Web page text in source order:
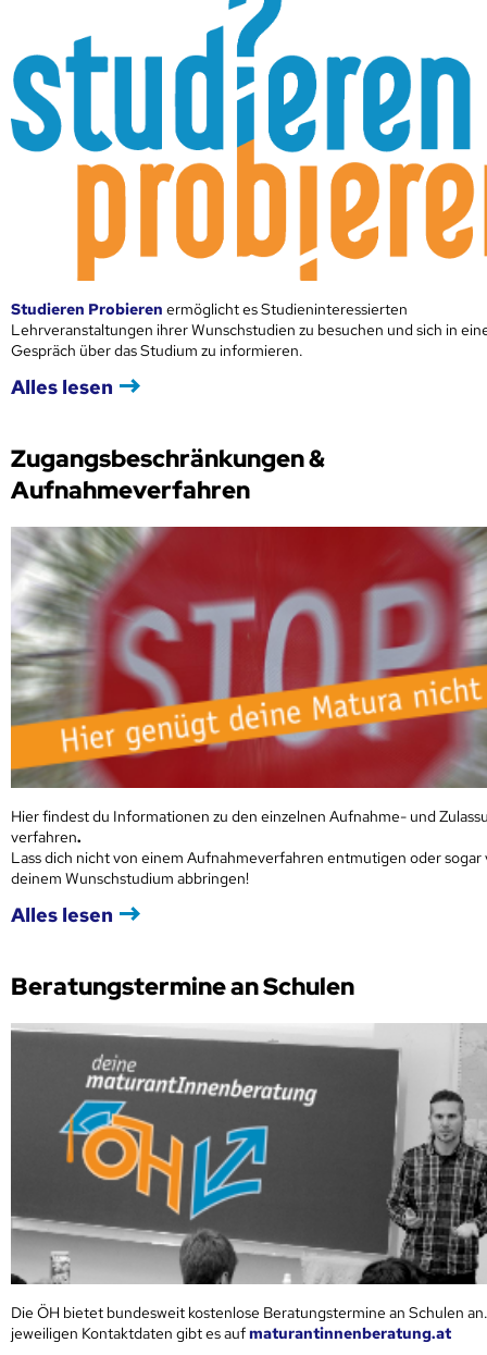
Studieren Probieren ermöglicht es Studieninteressierten
Lehrveranstaltungen ihrer Wunschstudien zu besuchen und sich in
Gespräch über das Studium zu informieren.
Alles lesen
Zugangsbeschränkungen &
Aufnahmeverfahren
Hier findest du Informationen zu den einzelnen Aufnahme- und
verfahren.
Lass dich nicht von einem Aufnahmeverfahren entmutigen oder sogar
deinem Wunschstudium abbringen!
Alles lesen
Beratungstermine an Schulen
Die ÖH bietet bundesweit kostenlose Beratungstermine an Schulen
jeweiligen Kontaktdaten gibt es aufmaturantinnenberatung.at